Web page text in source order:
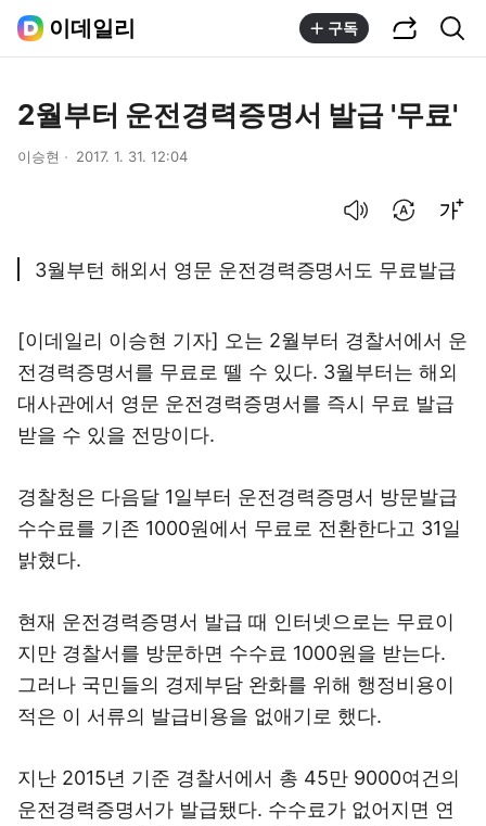
이데일리 구독
2월부터 운전경력증명서 발급 '무료'
이승현 2017. 1. 31. 12:04
3월부턴 해외서 영문 운전경력증명서도 무료발급
[이데일리 이승현 기자] 오는 2월부터 경찰서에서 운
전경력증명서를 무료로 뗄 수 있다. 3월부터는 해외
대사관에서 영문 운전경력증명서를 즉시 무료 발급
받을 수 있을 전망이다.
경찰청은 다음달 1일부터 운전경력증명서 방문발급
수수료를 기존 1000원에서 무료로 전환한다고 31일
밝혔다.
현재 운전경력증명서 발급 때 인터넷으로는 무료이
지만 경찰서를 방문하면 수수료 1000원을 받는다.
그러나 국민들의 경제부담 완화를 위해 행정비용이
적은 이 서류의 발급비용을 없애기로 했다.
지난 2015년 기준 경찰서에서 총 45만 9000여건의
운전경력증명서가 발급됐다. 수수료가 없어지면 연